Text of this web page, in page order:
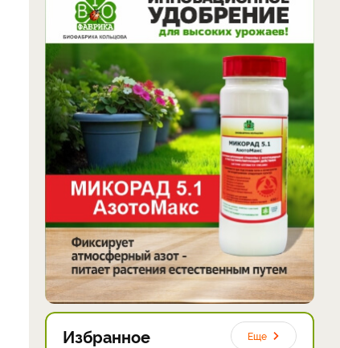
Избранное Еще